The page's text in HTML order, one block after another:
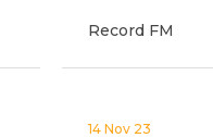
Record FM
14 Nov 23